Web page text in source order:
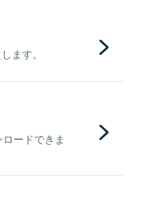
ます。
ードできま